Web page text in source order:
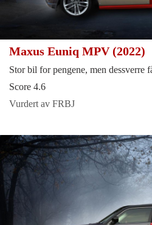
Maxus Euniq MPV (2022)
Stor bil for pengene, men dessverre
Score 4.6
Vurdert av FRBJ